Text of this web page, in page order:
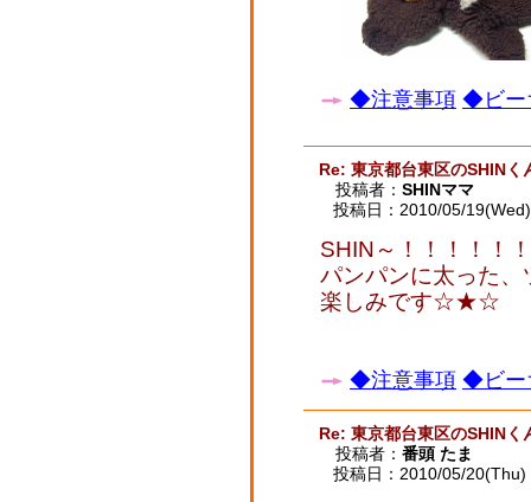
◆注意事項 ◆ビー
Re: 東京都台東区のSHINく
投稿者： SHINママ
投稿日：2010/05/
SHIN～！！！！！
パンパンに太った
楽しみです☆★☆
◆注意事項 ◆ビー
Re: 東京都台東区のSHINく
投稿者： 番頭 たま
投稿日：2010/05/